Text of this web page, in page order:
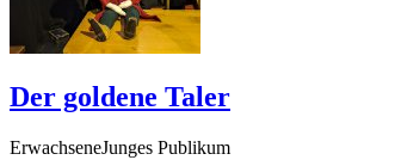
Der goldene Taler
ErwachseneJunges Publikum